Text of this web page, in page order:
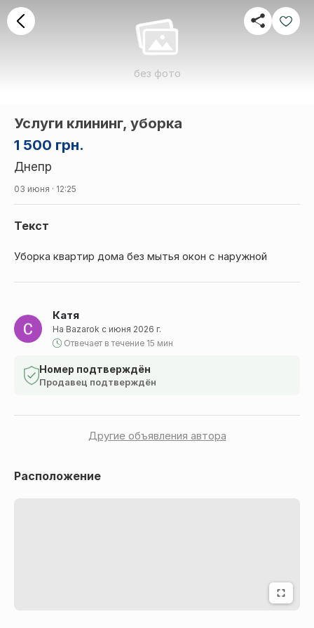
без фото
1 500 грн.
Услуги клининг, уборка
Днепр
03 июня · 12:25
Катя
На Bazarok с июня 2026 г.
Отвечает в течение 15 мин
Номер подтверждён
Продавец подтверждён
Другие объявления автора
Текст
Уборка квартир дома без мытья окон с наружной
Расположение